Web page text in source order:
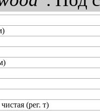
(рег. т)